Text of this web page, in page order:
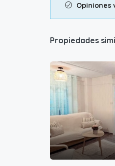
Opiniones
Propiedades